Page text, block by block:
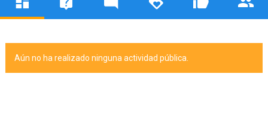
Aún no ha realizado ninguna actividad pública.